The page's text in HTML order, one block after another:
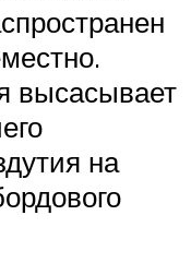
высасывает
на